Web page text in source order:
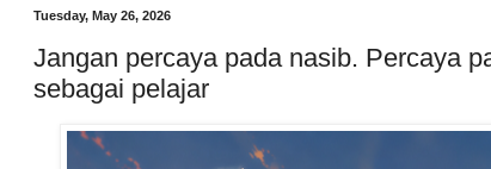
Tuesday, May 26, 2026
Jangan percaya pada nasib. Percaya
sebagai pelajar